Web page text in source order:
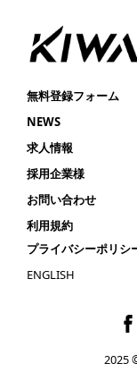
無料登録フォーム
NEWS
求人情報
採用企業様
お問い合わせ
利用規約
プライバシーポリシ
ENGLISH
2025